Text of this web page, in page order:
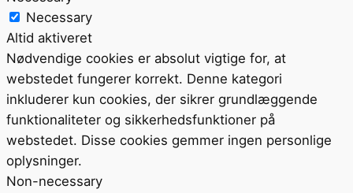
Necessary
Altid aktiveret
Nødvendige cookies er absolut vigtige for, at
webstedet fungerer korrekt. Denne kategori
inkluderer kun cookies, der sikrer grundlæggende
funktionaliteter og sikkerhedsfunktioner på
webstedet. Disse cookies gemmer ingen personlige
oplysninger.
Non-necessary